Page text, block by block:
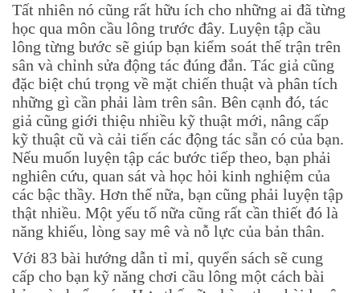
Tất nhiên nó cũng rất hữu ích cho những ai đã từng
học qua môn cầu lông trước đây. Luyện tập cầu
lông từng bước sẽ giúp bạn kiểm soát thế trận trên
sân và chỉnh sửa động tác đúng đắn. Tác giả cũng
đặc biệt chú trọng về mặt chiến thuật và phân tích
những gì cần phải làm trên sân. Bên cạnh đó, tác
giả cũng giới thiệu nhiều kỹ thuật mới, nâng cấp
kỹ thuật cũ và cải tiến các động tác sẵn có của bạn.
Nếu muốn luyện tập các bước tiếp theo, bạn phải
nghiên cứu, quan sát và học hỏi kinh nghiệm của
các bậc thầy. Hơn thế nữa, bạn cũng phải luyện tập
thật nhiều. Một yếu tố nữa cũng rất cần thiết đó là
năng khiếu, lòng say mê và nỗ lực của bản thân.
Với 83 bài hướng dẫn tỉ mỉ, quyển sách sẽ cung
cấp cho bạn kỹ năng chơi cầu lông một cách bài